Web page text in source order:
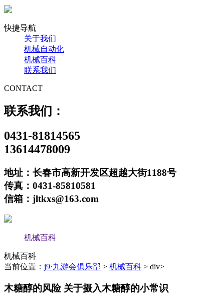
快捷导航
关于我们
机械自动化
机械百科
联系我们
CONTACT
联系我们：
0431-81814565
13614478009
地址：长春市高新开发区超越大街1188号
传真：0431-85810581
信箱：jltkxs@163.com
机械百科
机械百科
当前位置： j9·九游会俱乐部 > 机械百科 > div>
木糖醇的风险 关于摄入木糖醇的小常识